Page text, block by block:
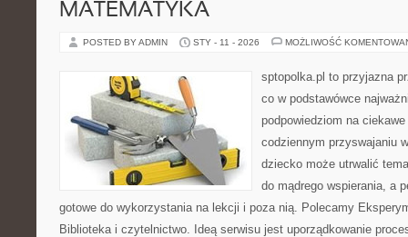
MATEMATYKA
POSTED BY ADMIN STY - 11 - 2026 MOŻLIWOŚĆ
sptopolka.pl to przyjazna
co w podstawówce
podpowiedziom na
codziennym przyswajaniu
dziecko może utrwalić
do mądrego wspierania, a
gotowe do wykorzystania na lekcji i poza nią. Polecamy
Biblioteka i czytelnictwo. Ideą serwisu jest uporządkowanie